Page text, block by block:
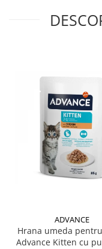
ADVANCE
Hrana umeda
Advance Kitten cu